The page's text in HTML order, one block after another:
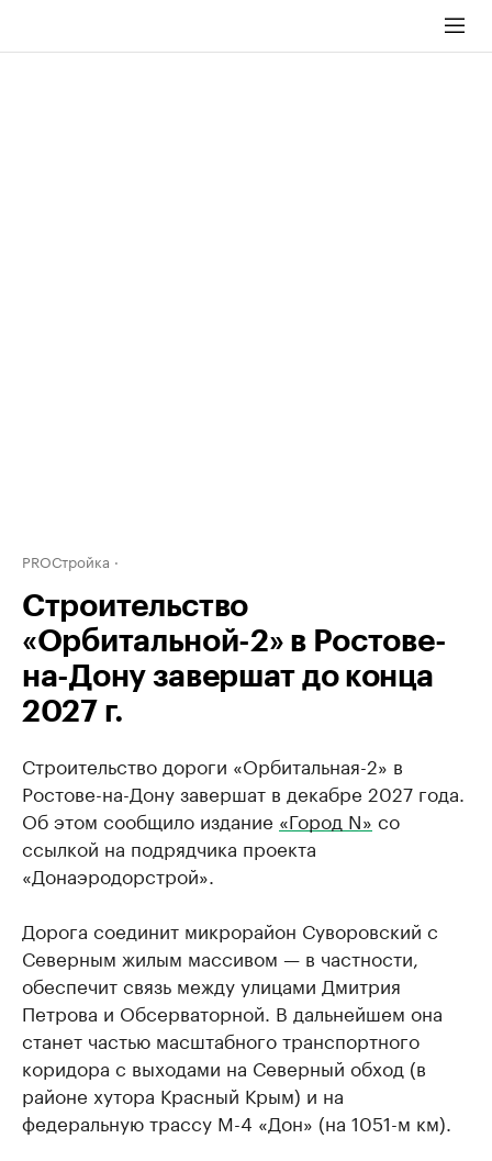
PROСтройка
Строительство
«Орбитальной-2» в Ростове-
на-Дону завершат до конца
2027 г.
Строительство дороги «Орбитальная-2» в
Ростове-на-Дону завершат в декабре 2027 года.
Об этом сообщило издание «Город N» со
ссылкой на подрядчика проекта
«Донаэродорстрой».
Дорога соединит микрорайон Суворовский с
Северным жилым массивом — в частности,
обеспечит связь между улицами Дмитрия
Петрова и Обсерваторной. В дальнейшем она
станет частью масштабного транспортного
коридора с выходами на Северный обход (в
районе хутора Красный Крым) и на
федеральную трассу М-4 «Дон» (на 1051-м км).